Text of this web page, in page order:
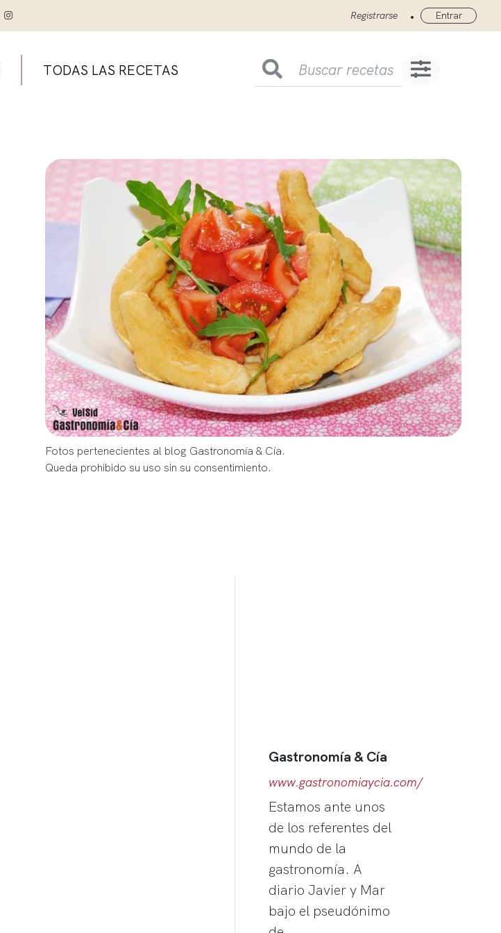
Registrarse • Entrar
TODAS LAS RECETAS
Fotos pertenecientes al blog Gastronomía & Cía.
Queda prohibido su uso sin su consentimiento.
Gastronomía & Cía
www.gastronomiaycia.com/
Estamos ante unos
de los referentes del
mundo de la
gastronomía. A
diario Javier y Mar
bajo el pseudónimo